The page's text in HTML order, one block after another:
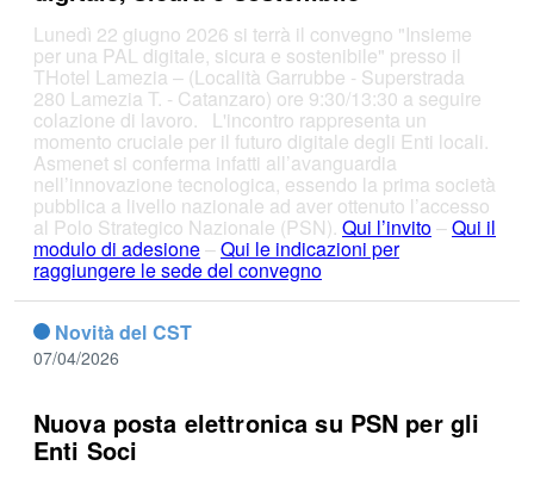
Lunedì 22 giugno 2026 si terrà il convegno "Insieme
per una PAL digitale, sicura e sostenibile" presso il
THotel Lamezia – (Località Garrubbe - Superstrada
280 Lamezia T. - Catanzaro) ore 9:30/13:30 a seguire
colazione di lavoro. L'incontro rappresenta un
momento cruciale per il futuro digitale degli Enti locali.
Asmenet si conferma infatti all’avanguardia
nell’innovazione tecnologica, essendo la prima società
pubblica a livello nazionale ad aver ottenuto l’accesso
al Polo Strategico Nazionale (PSN). Qui l’invito–Qui il
modulo di adesione–Qui le indicazioni per
raggiungere le sede del convegno
Novità del CST
07/04/2026
Nuova posta elettronica su PSN per gli
Enti Soci